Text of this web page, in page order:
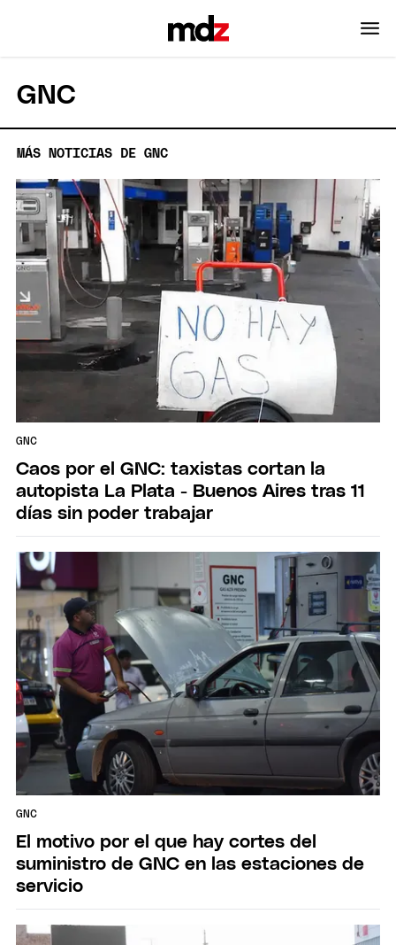
GNC
MÁS NOTICIAS DE GNC
GNC
Caos por el GNC: taxistas cortan la
autopista La Plata - Buenos Aires tras 11
días sin poder trabajar
GNC
El motivo por el que hay cortes del
suministro de GNC en las estaciones de
servicio